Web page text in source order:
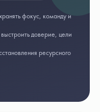
фокус, команду и
доверие, цели
ресурсного